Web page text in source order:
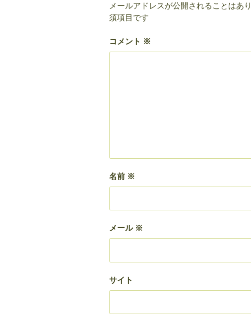
メールアドレスが公開されることはあり
須項目です
コメント ※
名前 ※
メール ※
サイト